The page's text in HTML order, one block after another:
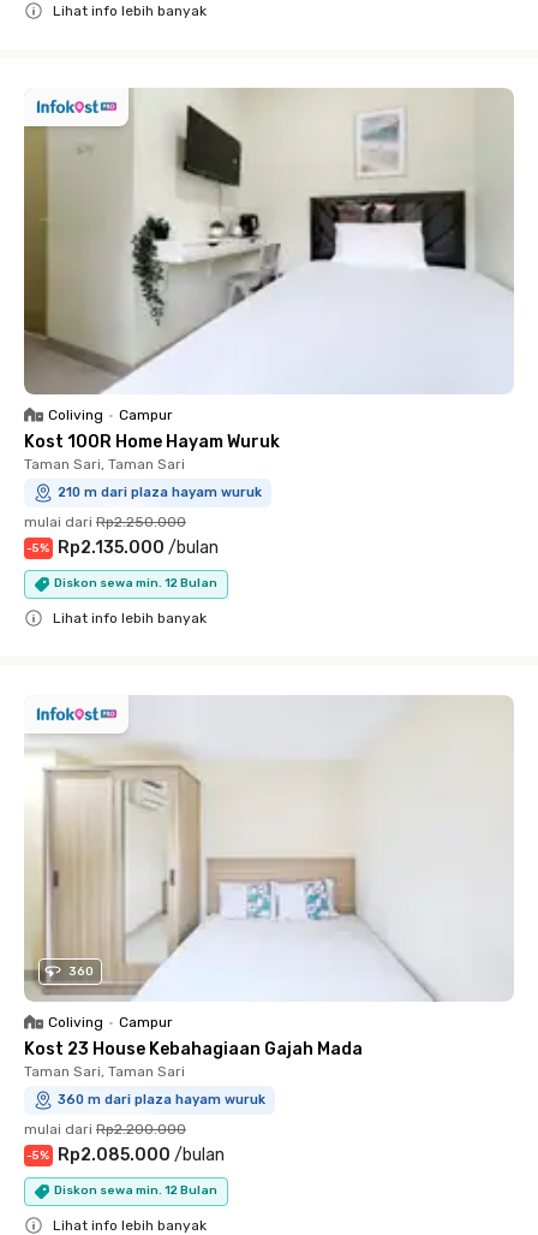
Lihat info lebih banyak
Coliving • Campur
Kost 100R Home Hayam Wuruk
Taman Sari, Taman Sari
210 m dari plaza hayam wuruk
mulai dari Rp2.250.000
-5% Rp2.135.000 /bulan
Diskon sewa min. 12 Bulan
Lihat info lebih banyak
360
Coliving • Campur
Kost 23 House Kebahagiaan Gajah Mada
Taman Sari, Taman Sari
360 m dari plaza hayam wuruk
mulai dari Rp2.200.000
-5% Rp2.085.000 /bulan
Diskon sewa min. 12 Bulan
Lihat info lebih banyak